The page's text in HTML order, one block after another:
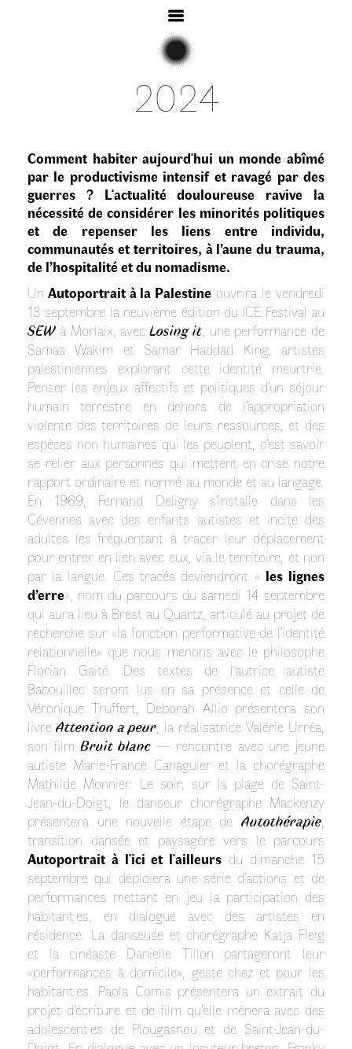
2024
Comment habiter aujourd'hui un monde abîmé
par le productivisme intensif et ravagé par des
guerres ? L'actualité douloureuse ravive la
nécessité de considérer les minorités politiques
et de repenser les liens entre individu,
communautés et territoires, à l’aune du trauma,
de l’hospitalité et du nomadisme.
Un Autoportrait à la Palestine ouvrira le vendredi
13 septembre la neuvième édition du ICE Festival au
SEW à Morlaix, avec Losing it, une performance de
Samaa Wakim et Samar Haddad King, artistes
palestiniennes explorant cette identité meurtrie.
Penser les enjeux affectifs et politiques d’un séjour
humain terrestre en dehors de l’appropriation
violente des territoires de leurs ressources, et des
espèces non humaines qui les peuplent, c’est savoir
se relier aux personnes qui mettent en crise notre
rapport ordinaire et normé au monde et au langage.
En 1969, Fernand Deligny s’installe dans les
Cévennes avec des enfants autistes et incite des
adultes les fréquentant à tracer leur déplacement
pour entrer en lien avec eux, via le territoire, et non
par la langue. Ces tracés deviendront « les lignes
d’erre», nom du parcours du samedi 14 septembre
qui aura lieu à Brest au Quartz, articulé au projet de
recherche sur «la fonction performative de l’identité
relationnelle» que nous menons avec le philosophe
Florian Gaité. Des textes de l'autrice autiste
Babouillec seront lus en sa présence et celle de
Véronique Truffert, Deborah Allio présentera son
livre Attention a peur; la réalisatrice Valérie Urréa,
son film Bruit blanc — rencontre avec une jeune
autiste Marie-France Canaguier et la chorégraphe
Mathilde Monnier. Le soir, sur la plage de Saint-
Jean-du-Doigt, le danseur chorégraphe Mackenzy
présentera une nouvelle étape de Autothérapie,
transition dansée et paysagère vers le parcours
Autoportrait à l'ici et l'ailleurs du dimanche 15
septembre qui déploiera une série d’actions et de
performances mettant en jeu la participation des
habitant·es, en dialogue avec des artistes en
résidence. La danseuse et chorégraphe Katja Fleig
et la cinéaste Danielle Tillon partageront leur
«performances à domicile», geste chez et pour les
habitant·es. Paola Comis présentera un extrait du
projet d’écriture et de film qu’elle mènera avec des
adolescent·es de Plougasnou et de Saint-Jean-du-